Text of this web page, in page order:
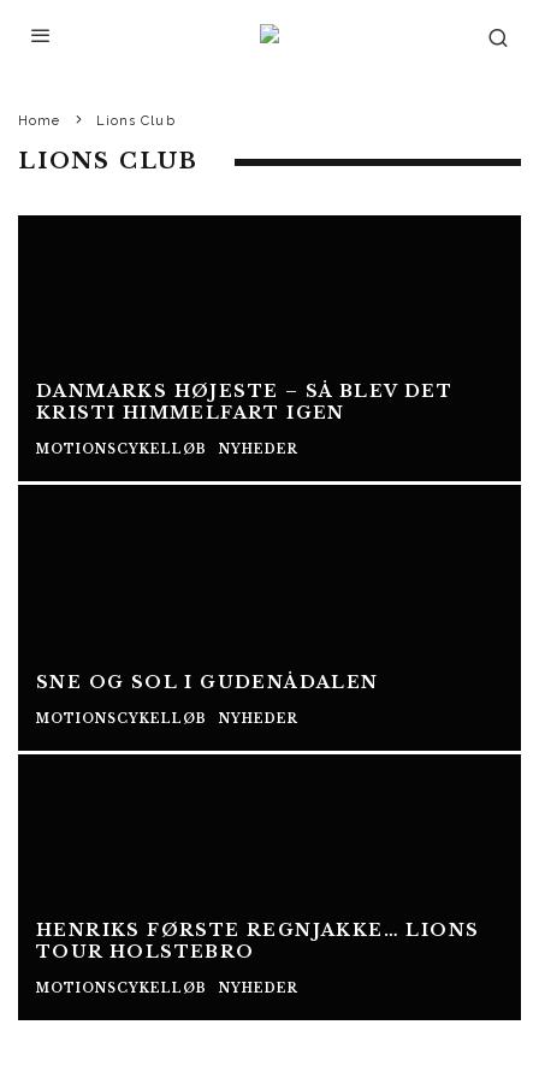
Home Lions Club
LIONS CLUB
DANMARKS HØJESTE – SÅ BLEV DET
KRISTI HIMMELFART IGEN
MOTIONSCYKELLØB NYHEDER
SNE OG SOL I GUDENÅDALEN
MOTIONSCYKELLØB NYHEDER
HENRIKS FØRSTE REGNJAKKE… LIONS
TOUR HOLSTEBRO
MOTIONSCYKELLØB NYHEDER